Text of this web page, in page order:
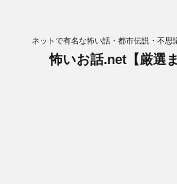
ネットで有名な怖い話・都市伝説・不思
怖いお話.net【厳選